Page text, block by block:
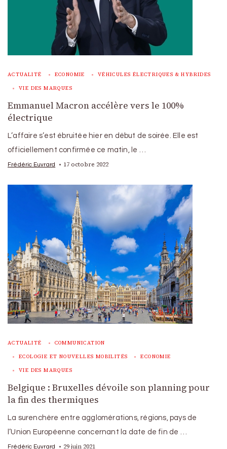
ACTUALITÉ ECONOMIE VÉHICULES ÉLECTRIQUES & HYBRIDES
VIE DES MARQUES
Emmanuel Macron accélère vers le 100%
électrique
L’affaire s’est ébruitée hier en début de soirée. Elle est
officiellement confirmée ce matin, le …
Frédéric Euvrard 17 octobre 2022
ACTUALITÉ COMMUNICATION
ECOLOGIE ET NOUVELLES MOBILITÉS ECONOMIE
VIE DES MARQUES
Belgique : Bruxelles dévoile son planning pour
la fin des thermiques
La surenchère entre agglomérations, régions, pays de
l’Union Européenne concernant la date de fin de …
Frédéric Euvrard 29 juin 2021